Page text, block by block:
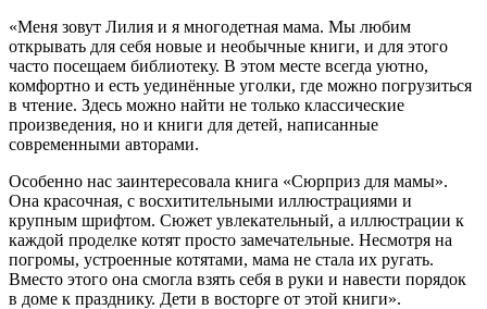
«Меня зовут Лилия и я многодетная мама. Мы любим
открывать для себя новые и необычные книги, и для этого
часто посещаем библиотеку. В этом месте всегда уютно,
комфортно и есть уединённые уголки, где можно погрузиться
в чтение. Здесь можно найти не только классические
произведения, но и книги для детей, написанные
современными авторами.
Особенно нас заинтересовала книга «Сюрприз для мамы».
Она красочная, с восхитительными иллюстрациями и
крупным шрифтом. Сюжет увлекательный, а иллюстрации к
каждой проделке котят просто замечательные. Несмотря на
погромы, устроенные котятами, мама не стала их ругать.
Вместо этого она смогла взять себя в руки и навести порядок
в доме к празднику. Дети в восторге от этой книги».